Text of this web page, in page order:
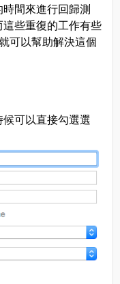
間來進行回歸測
些重復的工作有些
可以幫助解決這個
可以直接勾選選